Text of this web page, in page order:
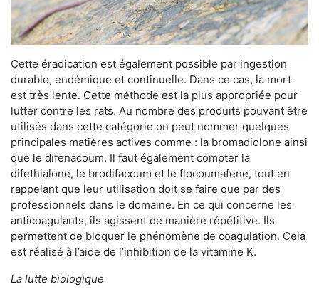
Cette éradication est également possible par ingestion
durable, endémique et continuelle. Dans ce cas, la mort
est très lente. Cette méthode est la plus appropriée pour
lutter contre les rats. Au nombre des produits pouvant être
utilisés dans cette catégorie on peut nommer quelques
principales matières actives comme : la bromadiolone ainsi
que le difenacoum. Il faut également compter la
difethialone, le brodifacoum et le flocoumafene, tout en
rappelant que leur utilisation doit se faire que par des
professionnels dans le domaine. En ce qui concerne les
anticoagulants, ils agissent de manière répétitive. Ils
permettent de bloquer le phénomène de coagulation. Cela
est réalisé à l’aide de l’inhibition de la vitamine K.
La lutte biologique